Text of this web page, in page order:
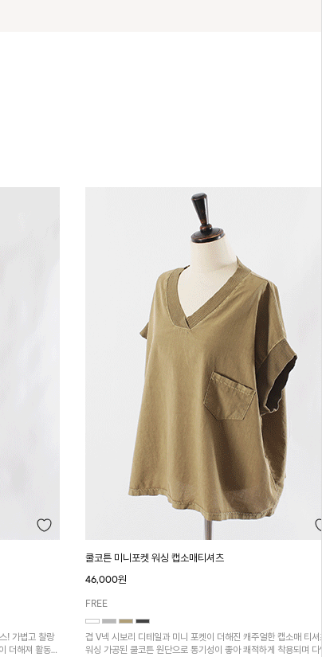
! 가볍고 찰랑
더해져 활동성
쿨코튼 미니포켓 워싱 캡소매티셔츠
46,000원
FREE
겹 V넥 시보리 디테일과 미니 포켓이 더해진 캐주얼한 캡소매 티셔
워싱 가공된 쿨코튼 원단으로 통기성이 좋아 쾌적하게 착용되며 다